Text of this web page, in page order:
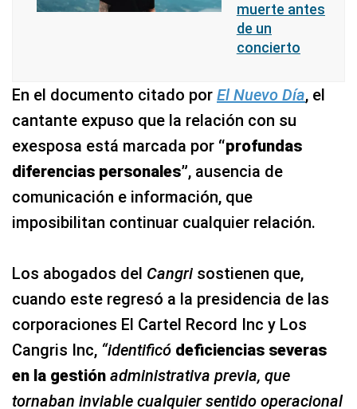
muerte antes
de un
concierto
En el documento citado por El Nuevo Día, el
cantante expuso que la relación con su
exesposa está marcada por “profundas
diferencias personales”, ausencia de
comunicación e información, que
imposibilitan continuar cualquier relación.
Los abogados del Cangri sostienen que,
cuando este regresó a la presidencia de las
corporaciones El Cartel Record Inc y Los
Cangris Inc, “identificó deficiencias severas
en la gestión administrativa previa, que
tornaban inviable cualquier sentido operacional